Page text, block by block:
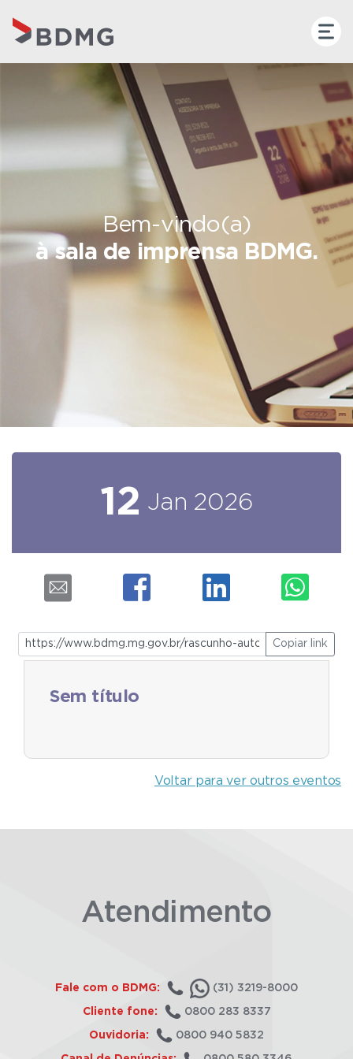
Bem-vindo(a)
à sala de imprensa BDMG.
12 Jan 2026
Copiar link
Sem título
Voltar para ver outros eventos
Atendimento
Fale com o BDMG: (31) 3219-8000
Cliente fone: 0800 283 8337
Ouvidoria: 0800 940 5832